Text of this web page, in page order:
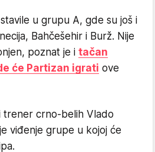
u grupu A, gde su još i
Bahčešehir i Burž. Nije
poznat je i tačan
će Partizan igrati ove
trener crno-belih Vlado
viđenje grupe u kojoj će